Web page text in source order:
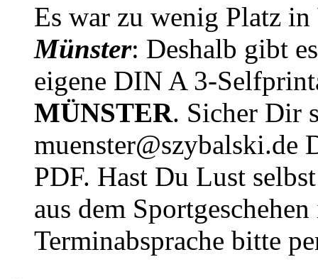
Es war zu wenig Platz in
Münster: Deshalb gibt
eigene DIN A 3-
MÜNSTER. Sicher Dir
muenster@szybalski.de
PDF. Hast Du Lust
aus dem
Terminabsprache bitte